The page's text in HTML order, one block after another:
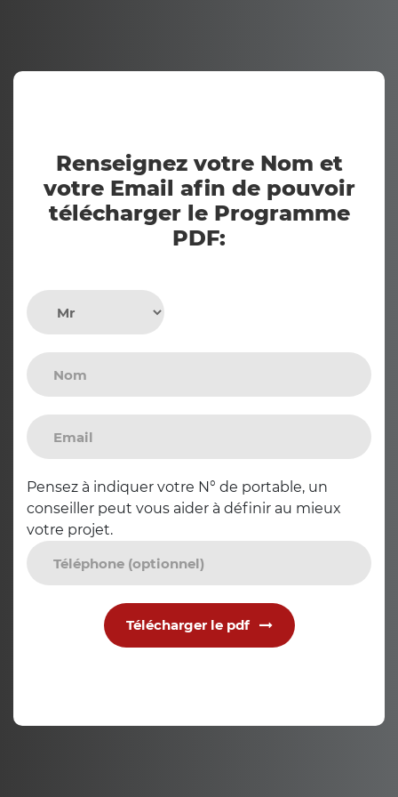
Renseignez votre Nom et
votre Email afin de pouvoir
télécharger le Programme
PDF:
Pensez à indiquer votre N° de portable, un
conseiller peut vous aider à définir au mieux
votre projet.
Télécharger le pdf